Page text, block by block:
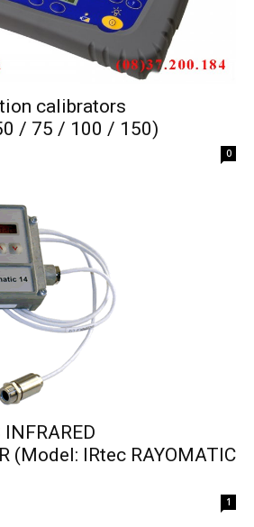
calibrators
/ 75 / 100 / 150)
0
INFRARED
(Model: IRtec RAYOMATIC
1